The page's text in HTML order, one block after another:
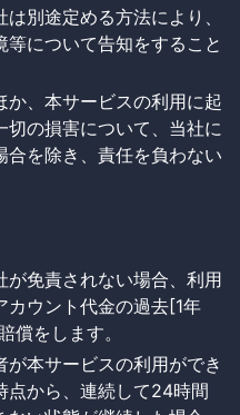
別途定める方法により、
について告知をすること
か、本サービスの利用に起
切の損害について、当社に
を除き、責任を負わない
が免責されない場合、利用
カウント代金の過去[1年
償をします。
本サービスの利用ができ
点から、連続して24時間